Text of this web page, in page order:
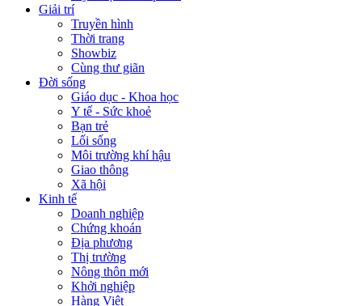
Giải trí
Truyền hình
Thời trang
Showbiz
Cùng thư giãn
Đời sống
Giáo dục - Khoa học
Y tế - Sức khoẻ
Bạn trẻ
Lối sống
Môi trường khí hậu
Giao thông
Xã hội
Kinh tế
Doanh nghiệp
Chứng khoán
Địa phương
Thị trường
Nông thôn mới
Khởi nghiệp
Hàng Việt